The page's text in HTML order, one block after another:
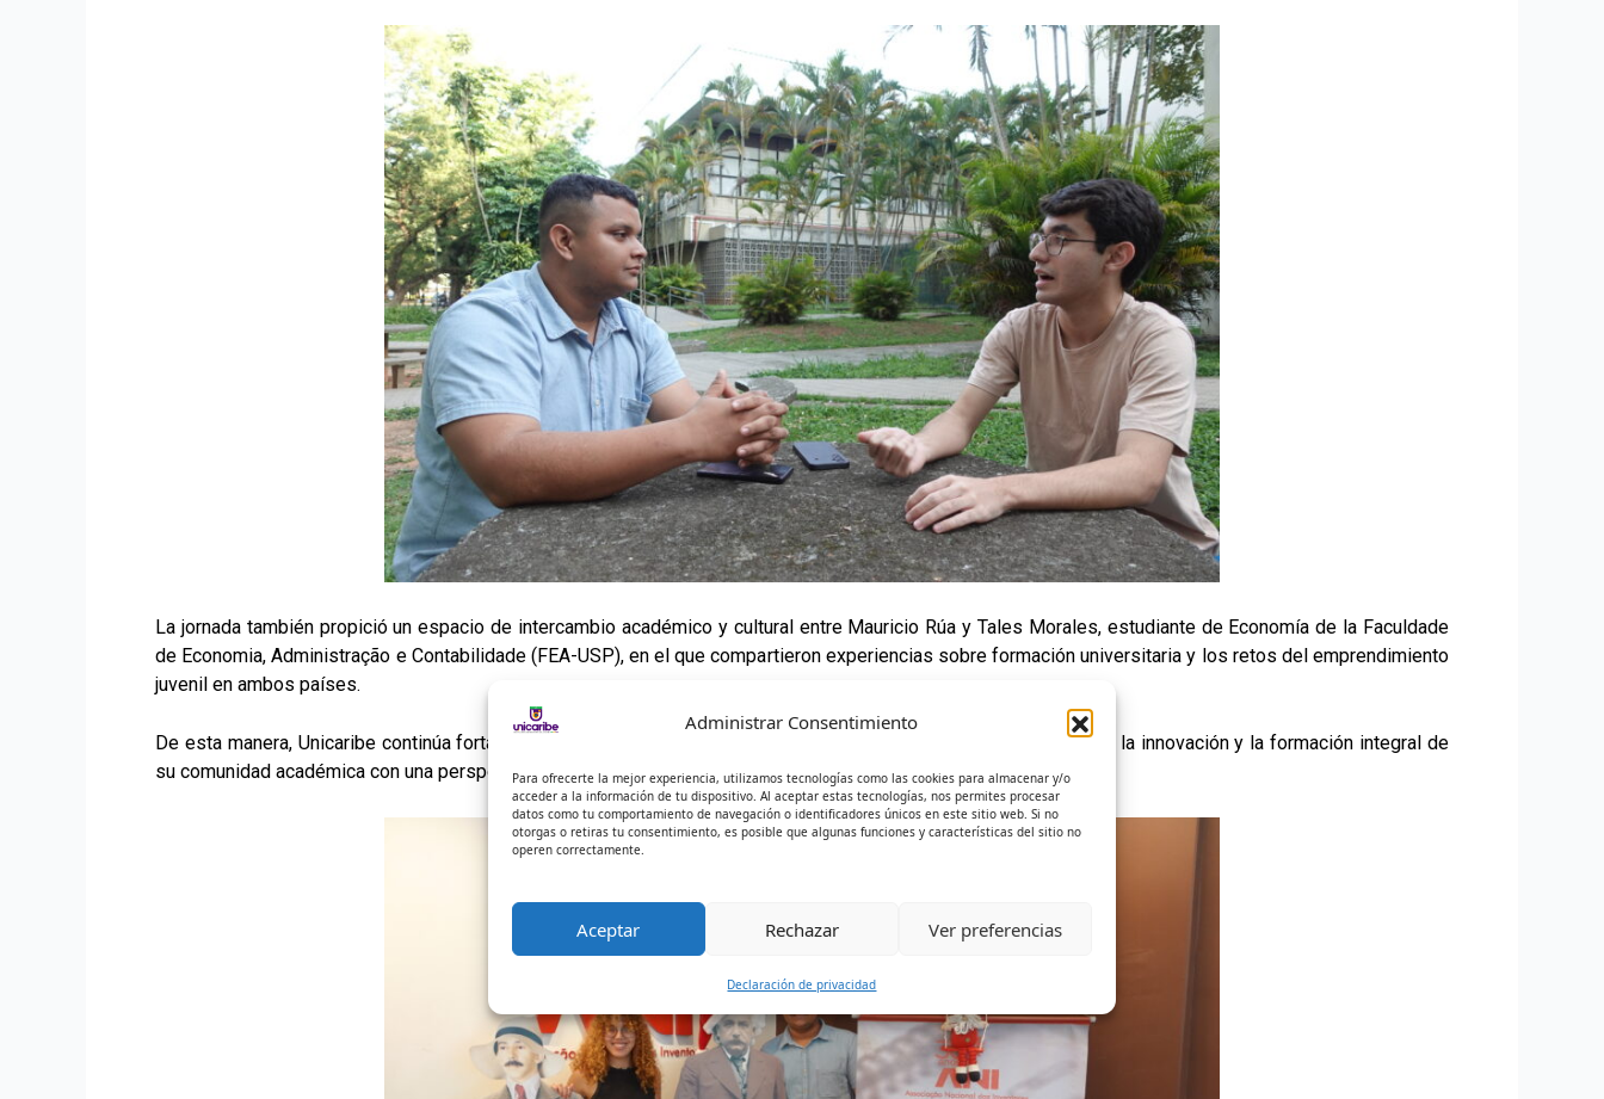
Administrar Consentimiento
Para ofrecerte la mejor experiencia, utilizamos tecnologías como las cookies para almacenar y/o
acceder a la información de tu dispositivo. Al aceptar estas tecnologías, nos permites procesar
datos como tu comportamiento de navegación o identificadores únicos en este sitio web. Si no
otorgas o retiras tu consentimiento, es posible que algunas funciones y características del sitio no
operen correctamente.
Aceptar Rechazar Ver preferencias
Declaración de privacidad
La jornada también propició un espacio de intercambio académico y cultural entre Mauricio Rúa y Tales Morales, estudiante de Economía de la Faculdade
de Economia, Administração e Contabilidade (FEA-USP), en el que compartieron experiencias sobre formación universitaria y los retos del emprendimiento
juvenil en ambos países.
De esta manera, Unicaribe continúa fortaleciendo su presencia internacional, impulsando la investigación aplicada, la innovación y la formación integral de
su comunidad académica con una perspectiva global.